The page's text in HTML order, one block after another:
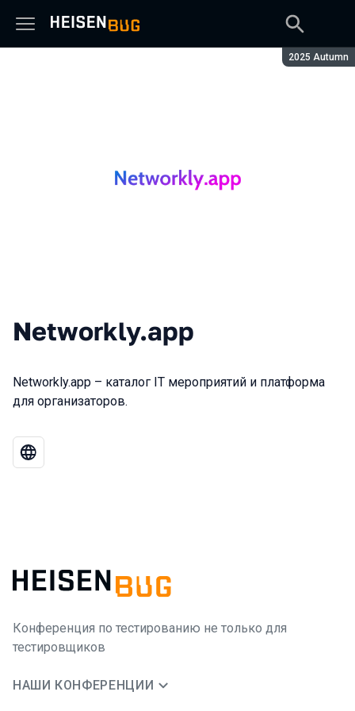
Сезон:
2025 Autumn
Networkly.app
Networkly.app – каталог IT мероприятий и платформа
для организаторов.
Конференция по тестированию не только для
тестировщиков
НАШИ КОНФЕРЕНЦИИ